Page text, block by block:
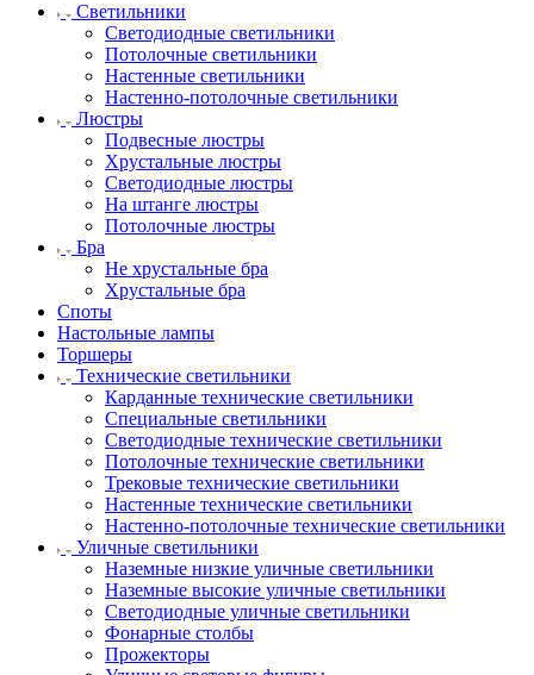
Светильники
Светодиодные светильники
Потолочные светильники
Настенные светильники
Настенно-потолочные светильники
Люстры
Подвесные люстры
Хрустальные люстры
Светодиодные люстры
На штанге люстры
Потолочные люстры
Бра
Не хрустальные бра
Хрустальные бра
Споты
Настольные лампы
Торшеры
Технические светильники
Карданные технические светильники
Специальные светильники
Светодиодные технические светильники
Потолочные технические светильники
Трековые технические светильники
Настенные технические светильники
Настенно-потолочные технические светильники
Уличные светильники
Наземные низкие уличные светильники
Наземные высокие уличные светильники
Светодиодные уличные светильники
Фонарные столбы
Прожекторы